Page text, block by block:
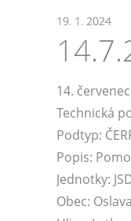
19. 1. 2024
14.
Technická
Podtyp:
Popis:
Jednotky:
Obec: